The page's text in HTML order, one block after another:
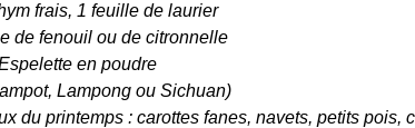
frais, 1 feuille de laurier
de fenouil ou de citronnelle
en poudre
Lampong ou Sichuan)
du printemps : carottes fanes, navets, petits pois,